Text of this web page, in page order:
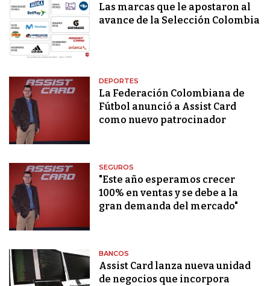
Las marcas que le apostaron al
avance de la Selección Colombia
DEPORTES
La Federación Colombiana de
Fútbol anunció a Assist Card
como nuevo patrocinador
SEGUROS
"Este año esperamos crecer
100% en ventas y se debe a la
gran demanda del mercado"
BANCOS
Assist Card lanza nueva unidad
de negocios que incorpora